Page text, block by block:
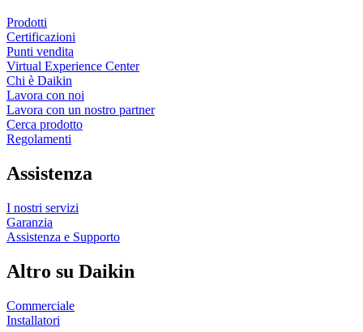
Prodotti
Certificazioni
Punti vendita
Virtual Experience Center
Chi è Daikin
Lavora con noi
Lavora con un nostro partner
Cerca prodotto
Regolamenti
Assistenza
I nostri servizi
Garanzia
Assistenza e Supporto
Altro su Daikin
Commerciale
Installatori